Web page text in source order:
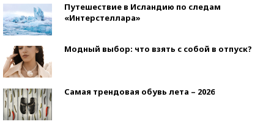
Путешествие в Исландию по следам
«Интерстеллара»
Модный выбор: что взять с собой в отпуск?
Самая трендовая обувь лета – 2026